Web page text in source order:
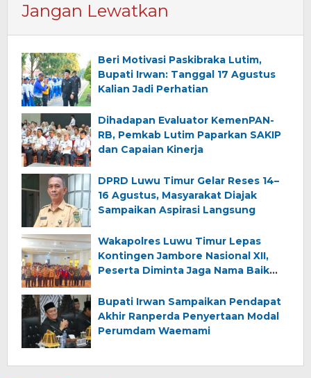
Jangan Lewatkan
Beri Motivasi Paskibraka Lutim,
Bupati Irwan: Tanggal 17 Agustus
Kalian Jadi Perhatian
Dihadapan Evaluator KemenPAN-
RB, Pemkab Lutim Paparkan SAKIP
dan Capaian Kinerja
DPRD Luwu Timur Gelar Reses 14–
16 Agustus, Masyarakat Diajak
Sampaikan Aspirasi Langsung
Wakapolres Luwu Timur Lepas
Kontingen Jambore Nasional XII,
Peserta Diminta Jaga Nama Baik
Bupati Irwan Sampaikan Pendapat
Akhir Ranperda Penyertaan Modal
Perumdam Waemami